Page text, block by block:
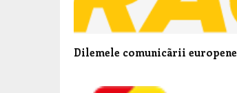
Dilemele comunicãrii europene